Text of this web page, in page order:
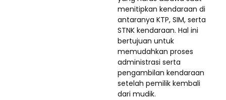
menitipkan kendaraan di
antaranya KTP, SIM, serta
STNK kendaraan. Hal ini
bertujuan untuk
memudahkan proses
administrasi serta
pengambilan kendaraan
setelah pemilik kembali
dari mudik.